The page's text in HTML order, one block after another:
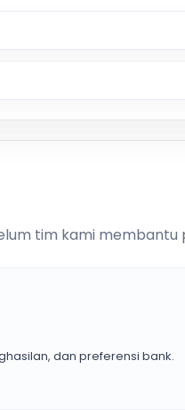
tim kami membantu
dan preferensi bank.